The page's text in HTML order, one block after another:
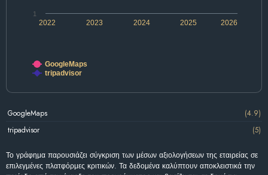
2022 2024 2026
2023 2025
1
GoogleMaps
tripadvisor
GoogleMaps
(4.9)
tripadvisor
(5)
Το γράφημα παρουσιάζει σύγκριση των μέσων αξιολογήσεων της εταιρείας σε
επιλεγμένες πλατφόρμες κριτικών. Τα δεδομένα καλύπτουν αποκλειστικά την